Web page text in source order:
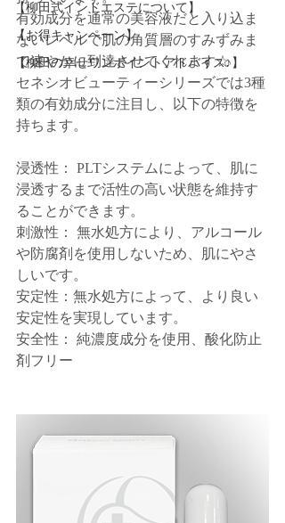
【柳田式インドエステについて】
【お得キャンペーン】
【柳田の幸せワンポイントアドバイス♪】
有効成分を通常の美容液だと入り込ま
ないレベルで肌の角質層のすみずみま
で速やかに到達させてくれます☆
セネシオビューティーシリーズでは3種
類の有効成分に注目し、以下の特徴を
持ちます。
浸透性： PLTシステムによって、肌に
浸透するまで活性の高い状態を維持す
ることができます。
刺激性： 無水処方により、アルコール
や防腐剤を使用しないため、肌にやさ
しいです。
安定性：無水処方によって、より良い
安定性を実現しています。
安全性： 純濃度成分を使用、酸化防止
剤フリー